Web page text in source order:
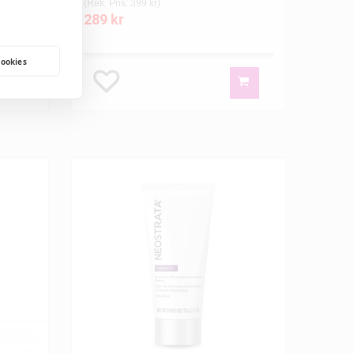
(Rek. Pris: 399 kr)
289 kr